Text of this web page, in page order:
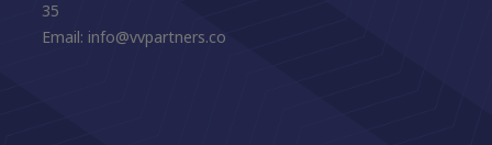
35
Email: info@vvpartners.co